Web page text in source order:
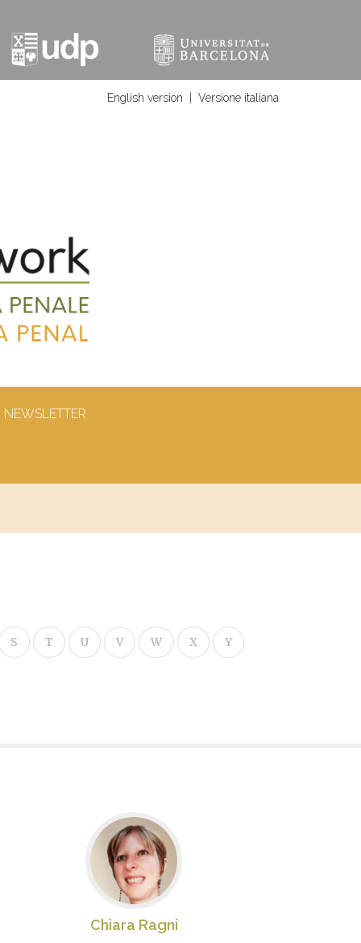
English version Versione italiana
NEWSLETTER
S T U V W X Y
Chiara Ragni